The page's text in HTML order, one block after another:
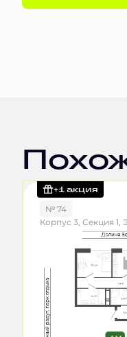
+1 акция
№ 74
Корпус 3, Секция 1,